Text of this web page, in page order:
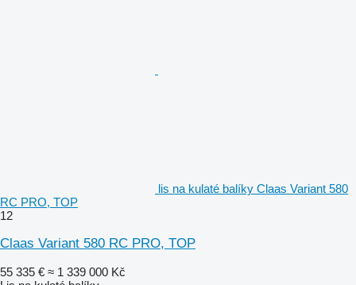
lis na kulaté balíky Claas Variant 580
RC PRO, TOP
12
Claas Variant 580 RC PRO, TOP
55 335 € ≈ 1 339 000 Kč